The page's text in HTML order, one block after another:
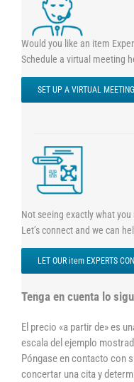
Would you like an item
Schedule a virtual meeting
SET UP A VIRTUAL
Not seeing exactly what you
Let’s connect and we can
LET OUR item EXPERTS
Tenga en cuenta lo
El precio «a partir de» es
escala del ejemplo
Póngase en contacto con
concertar una cita y